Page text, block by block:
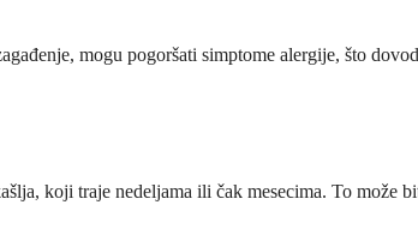
mogu pogoršati simptome alergije, što
koji traje nedeljama ili čak mesecima. To može